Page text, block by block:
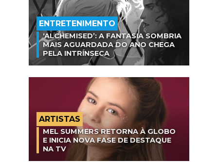
ENTRETENIMENTO
‘ALCHEMISED’: A FANTASIA SOMBRIA
MAIS AGUARDADA DO ANO CHEGA
PELA INTRÍNSECA
ARTISTAS
MEL SUMMERS RETORNA À GLOBO
E INICIA NOVA FASE DE DESTAQUE
NA TV